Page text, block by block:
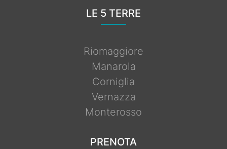
LE 5 TERRE
Riomaggiore
Manarola
Corniglia
Vernazza
Monterosso
PRENOTA